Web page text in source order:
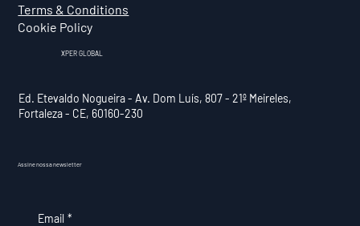
Terms & Conditions
Cookie Policy
XPER GLOBAL
Ed. Etevaldo Nogueira - Av. Dom Luís, 807 - 21º Meireles,
Fortaleza - CE, 60160-230
Assine nossa newsletter
Email *